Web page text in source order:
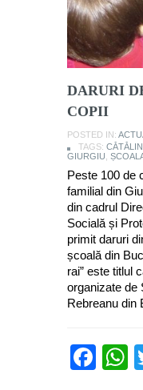
DARURI
COPII
POSTED IN:
TAGS:
GIURGIU
Peste 100 de
familial din
din cadrul
Socială și
primit daruri
școală din
rai” este titlul
organizate de
Rebreanu